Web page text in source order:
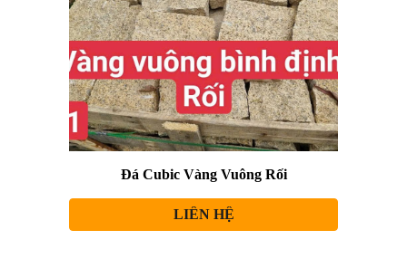
Đá Cubic Vàng Vuông Rối
LIÊN HỆ